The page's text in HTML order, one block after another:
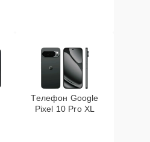
Телефон Google
Pixel 10 Pro XL